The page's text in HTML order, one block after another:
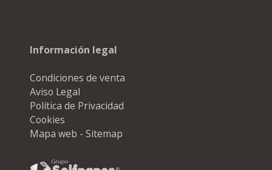
Información legal
Condiciones de venta
Aviso Legal
Política de Privacidad
Cookies
Mapa web - Sitemap